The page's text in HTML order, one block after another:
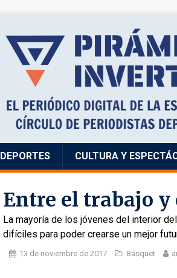
DEPORTES CULTURA Y
Entre el trabajo y
La mayoría de los jóvenes del interior
difíciles para poder crearse un mejor
13 de noviembre de 2017 Básquet